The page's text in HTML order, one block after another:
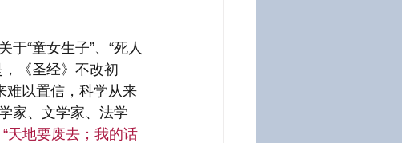
“童女生子”、“死人
《圣经》不改初
难以置信，科学从来
家、文学家、法学
“天地要废去；我的话